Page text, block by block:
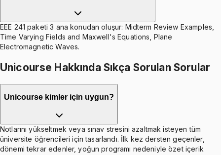
EEE 241 paketi 3 ana konudan oluşur: Midterm Review Examples,
Time Varying Fields and Maxwell's Equations, Plane
Electromagnetic Waves.
Unicourse Hakkında Sıkça Sorulan Sorular
Unicourse kimler için uygun?
Notlarını yükseltmek veya sınav stresini azaltmak isteyen tüm
üniversite öğrencileri için tasarlandı. İlk kez dersten geçenler,
dönemi tekrar edenler, yoğun programı nedeniyle özet içerik